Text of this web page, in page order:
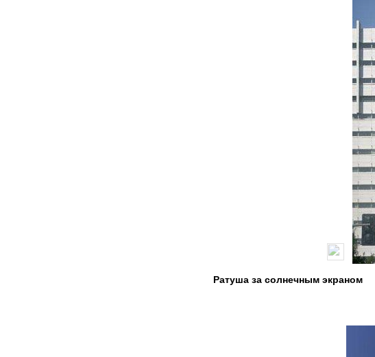
Ратуша за солнечным экраном